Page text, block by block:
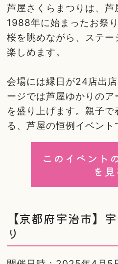
芦屋さくらまつりは、芦
1988年に始まったお祭
桜を眺めながら、ステー
楽しめます。
会場には縁日が24店出
ージでは芦屋ゆかりのア
を盛り上げます。親子
る、芦屋の恒例イベント
このイベント
を見
【京都府宇治市】
り